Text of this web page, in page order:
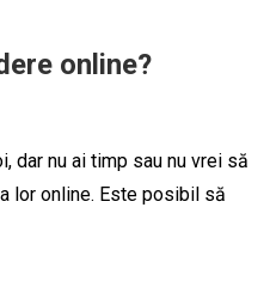
online?
dar nu ai timp sau nu vrei să
lor online. Este posibil să